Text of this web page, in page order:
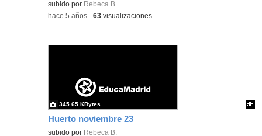
Contenido educativo.
subido por Rebeca B.
-hace 5 años -63 visualizaciones
Huerto noviembre 23
Contenido educativo.
subido por Rebeca B.
345.65 KBytes